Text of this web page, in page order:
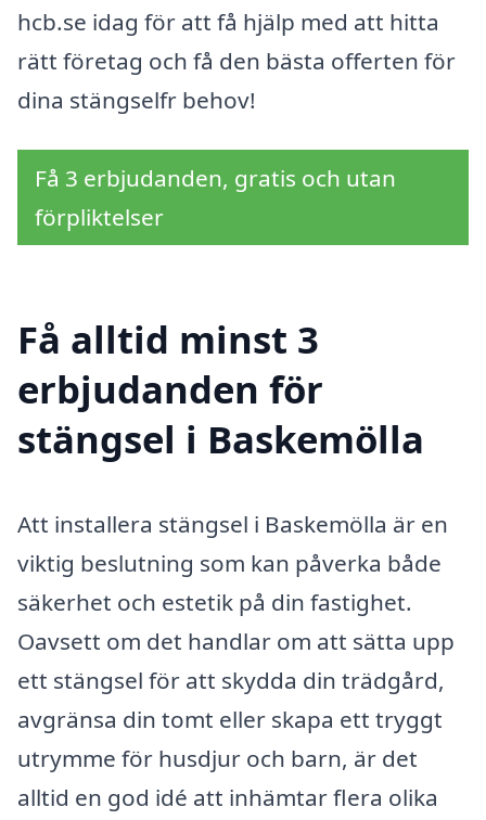
hcb.se idag för att få hjälp med att hitta
rätt företag och få den bästa offerten för
dina stängselfr behov!
Få 3 erbjudanden, gratis och utan
förpliktelser
Få alltid minst 3
erbjudanden för
stängsel i Baskemölla
Att installera stängsel i Baskemölla är en
viktig beslutning som kan påverka både
säkerhet och estetik på din fastighet.
Oavsett om det handlar om att sätta upp
ett stängsel för att skydda din trädgård,
avgränsa din tomt eller skapa ett tryggt
utrymme för husdjur och barn, är det
alltid en god idé att inhämtar flera olika